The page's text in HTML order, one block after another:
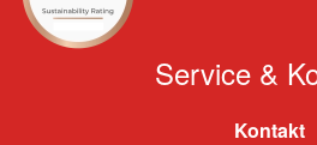
Service &
Kontakt